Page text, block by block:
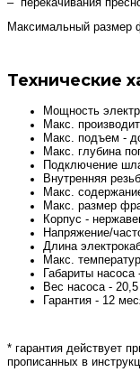
Максимальный размер
Технические
Мощность
Макс.
Макс. подъем -
Макс. глубина
Подключение
Внутренняя
Макс.
Макс. размер
Корпус -
Напряжение/
Длина
Макс.
Габариты
Вес насоса - 20,5
Гарантия - 12
* гарантия действует
прописанных в